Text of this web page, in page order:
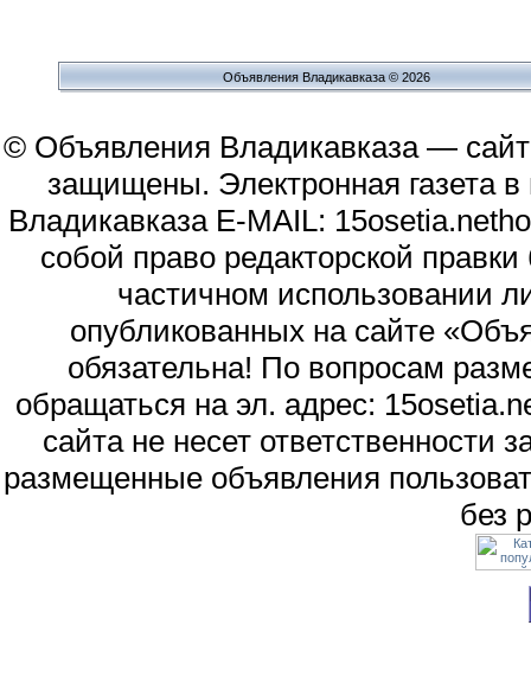
Объявления Владикавказа © 2026
© Объявления Владикавказа —
защищены. Электронная газета
Владикавказа E-MAIL:
собой право редакторской
частичном использовании
опубликованных на сайте
обязательна! По вопросам
обращаться на эл. адрес:
сайта не несет
размещенные объявления
без